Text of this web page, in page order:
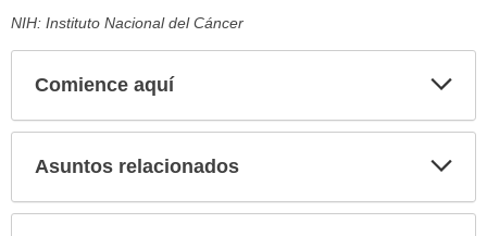
NIH: Instituto Nacional del Cáncer
Comience aquí
Asuntos relacionados